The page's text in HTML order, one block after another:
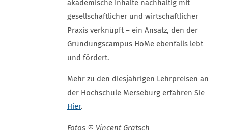
akademische Inhalte nachhaltig mit
gesellschaftlicher und wirtschaftlicher
Praxis verknüpft – ein Ansatz, den der
Gründungscampus HoMe ebenfalls lebt
und fördert.
Mehr zu den diesjährigen Lehrpreisen an
der Hochschule Merseburg erfahren Sie
Hier.
Fotos © Vincent Grätsch